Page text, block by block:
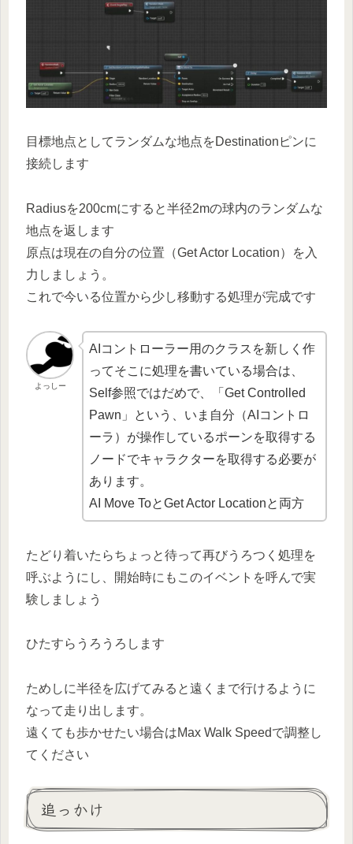
目標地点としてランダムな地点をDestinationピンに
接続します
Radiusを200cmにすると半径2mの球内のランダムな
地点を返します
原点は現在の自分の位置（Get Actor Location）を入
力しましょう。
これで今いる位置から少し移動する処理が完成です
よっしー
AIコントローラー用のクラスを新しく作
ってそこに処理を書いている場合は、
Self参照ではだめで、「Get Controlled
Pawn」という、いま自分（AIコントロ
ーラ）が操作しているポーンを取得する
ノードでキャラクターを取得する必要が
あります。
AI Move ToとGet Actor Locationと両方
たどり着いたらちょっと待って再びうろつく処理を
呼ぶようにし、開始時にもこのイベントを呼んで実
験しましょう
ひたすらうろうろします
ためしに半径を広げてみると遠くまで行けるように
なって走り出します。
遠くても歩かせたい場合はMax Walk Speedで調整し
てください
追っかけ